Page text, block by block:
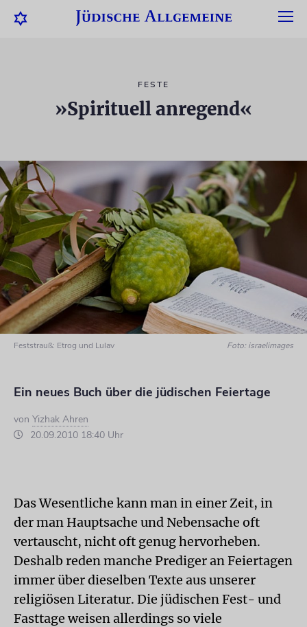
FESTE
»Spirituell anregend«
Feststrauß: Etrog und Lulav Foto: israelimages
Ein neues Buch über die jüdischen Feiertage
von Yizhak Ahren
20.09.2010 18:40 Uhr
Das Wesentliche kann man in einer Zeit, in
der man Hauptsache und Nebensache oft
vertauscht, nicht oft genug hervorheben.
Deshalb reden manche Prediger an Feiertagen
immer über dieselben Texte aus unserer
religiösen Literatur. Die jüdischen Fest- und
Fasttage weisen allerdings so viele